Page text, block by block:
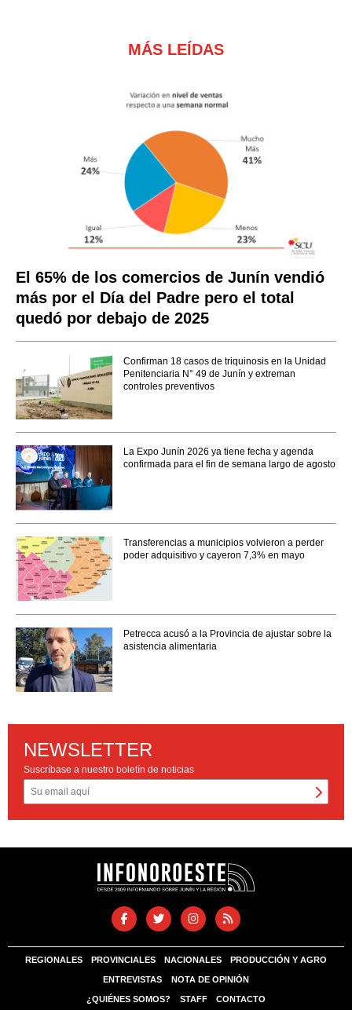
MÁS LEÍDAS
El 65% de los comercios de Junín vendió
más por el Día del Padre pero el total
quedó por debajo de 2025
Confirman 18 casos de triquinosis en la Unidad
Penitenciaria N° 49 de Junín y extreman
controles preventivos
La Expo Junín 2026 ya tiene fecha y agenda
confirmada para el fin de semana largo de agosto
Transferencias a municipios volvieron a perder
poder adquisitivo y cayeron 7,3% en mayo
Petrecca acusó a la Provincia de ajustar sobre la
asistencia alimentaria
NEWSLETTER
Suscríbase a nuestro boletín de noticias
REGIONALES PROVINCIALES NACIONALES PRODUCCIÓN Y AGRO
ENTREVISTAS NOTA DE OPINIÓN
¿QUIÉNES SOMOS? STAFF CONTACTO